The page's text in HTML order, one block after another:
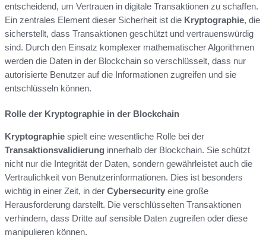
entscheidend, um Vertrauen in digitale Transaktionen zu schaffen.
Ein zentrales Element dieser Sicherheit ist die Kryptographie, die
sicherstellt, dass Transaktionen geschützt und vertrauenswürdig
sind. Durch den Einsatz komplexer mathematischer Algorithmen
werden die Daten in der Blockchain so verschlüsselt, dass nur
autorisierte Benutzer auf die Informationen zugreifen und sie
entschlüsseln können.
Rolle der Kryptographie in der Blockchain
Kryptographie spielt eine wesentliche Rolle bei der
Transaktionsvalidierung innerhalb der Blockchain. Sie schützt
nicht nur die Integrität der Daten, sondern gewährleistet auch die
Vertraulichkeit von Benutzerinformationen. Dies ist besonders
wichtig in einer Zeit, in der Cybersecurity eine große
Herausforderung darstellt. Die verschlüsselten Transaktionen
verhindern, dass Dritte auf sensible Daten zugreifen oder diese
manipulieren können.